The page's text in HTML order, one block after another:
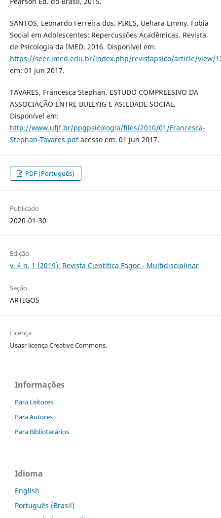
SANTOS, Leonardo Ferreira dos. PIRES, Uehara Emmy. Fobia
Social em Adolescentes: Repercussões Acadêmicas. Revista
de Psicologia da IMED, 2016. Disponível em:
https://seer.imed.edu.br/index.php/revistapsico/article/view/
em: 01 jun 2017.
TAVARES, Francesca Stephan. ESTUDO COMPREESIVO DA
ASSOCIAÇÃO ENTRE BULLYIG E ASIEDADE SOCIAL.
Disponível em:
http://www.ufjf.br/ppgpsicologia/files/2010/01/Francesca-
Stephan-Tavares.pdfacesso em: 01 jun 2017.
PDF (Português)
Publicado
2020-01-30
Edição
v. 4 n. 1 (2019): Revista Científica Fagoc - Multidisciplinar
Seção
ARTIGOS
Licença
Usasr licença Creative Commons.
Informações
Para Leitores
Para Autores
Para Bibliotecários
Idioma
English
Português (Brasil)